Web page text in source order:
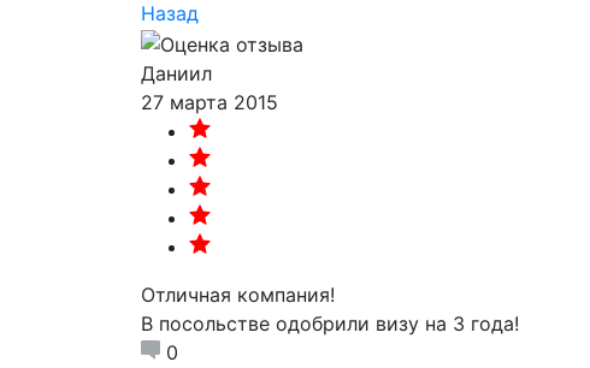
Назад
Даниил
27 марта 2015
Отличная компания!
В посольстве одобрили визу на 3 года!
0